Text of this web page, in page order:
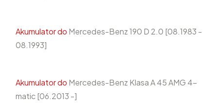
Akumulator do Mercedes-Benz 190 D 2.0 [08.1983 -
08.1993]
Akumulator do Mercedes-Benz Klasa A 45 AMG 4-
matic [06.2013 -]